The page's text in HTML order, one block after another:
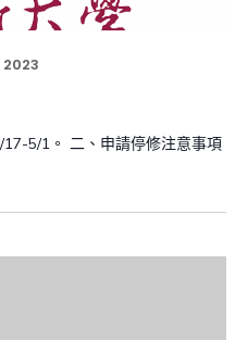
2023
5/1。 二、申請停修注意事項